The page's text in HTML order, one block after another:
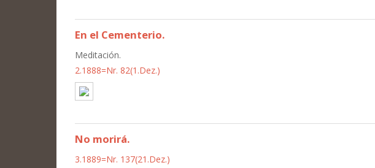
En el Cementerio.
Meditación.
2.1888=Nr. 82(1.Dez.)
No morirá.
3.1889=Nr. 137(21.Dez.)